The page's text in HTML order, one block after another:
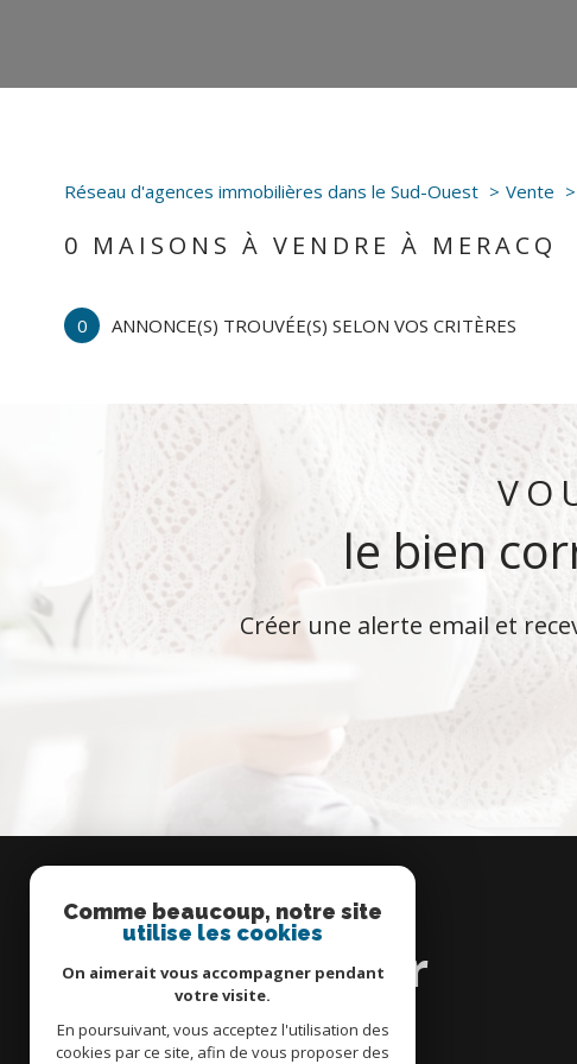
Réseau d'agences immobilières dans le Sud-Ouest Vente
0 MAISONS À VENDRE À MERACQ
0 ANNONCE(S) TROUVÉE(S) SELON VOS CRITÈRES
le bien
Créer une alerte email et
Se
connecter
Comme beaucoup, notre site
utilise les cookies
On aimerait vous accompagner pendant
votre visite.
En poursuivant, vous acceptez l'utilisation des
cookies par ce site, afin de vous proposer des